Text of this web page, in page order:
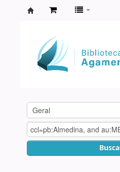
Agamenon
Magalhães